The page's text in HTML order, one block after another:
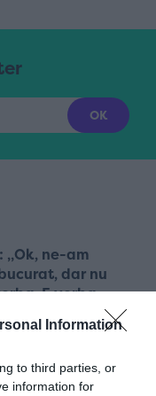
Information
to third parties, or
information for
„Ok, ne-am
dar nu
E vorba
diferență. Și eu
să o fac”